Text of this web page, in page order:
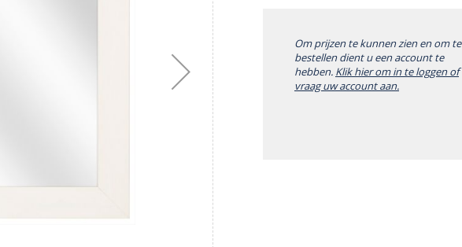
Om prijzen te kunnen zien en om te
bestellen dient u een account te
hebben. Klik hier om in te loggen of
vraag uw account aan.